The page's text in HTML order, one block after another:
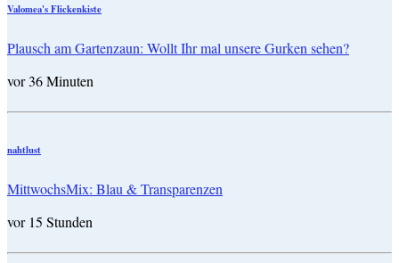
Valomea's Flickenkiste
Plausch am Gartenzaun: Wollt Ihr mal unsere Gurken sehen?
vor 36 Minuten
nahtlust
MittwochsMix: Blau & Transparenzen
vor 15 Stunden